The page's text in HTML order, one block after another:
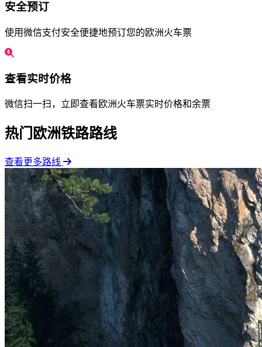
安全预订
使用微信支付安全便捷地预订您的欧洲火车票
查看实时价格
微信扫一扫，立即查看欧洲火车票实时价格和余票
热门欧洲铁路路线
查看更多路线